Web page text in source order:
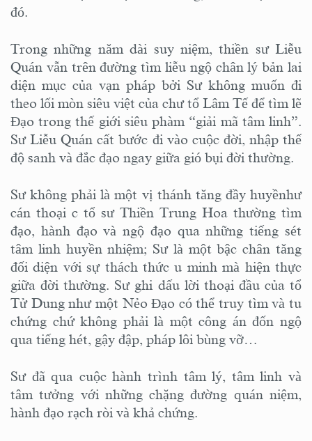
đó.
Trong những năm dài suy niệm, thiền sư Liễu
Quán vẫn trên đường tìm liễu ngộ chân lý bản lai
diện mục của vạn pháp bởi Sư không muốn đi
theo lối mòn siêu việt của chư tổ Lâm Tế để tìm lẽ
Đạo trong thế giới siêu phàm “giải mã tâm linh”.
Sư Liễu Quán cất bước đi vào cuộc đời, nhập thế
độ sanh và đắc đạo ngay giữa gió bụi đời thường.
Sư không phải là một vị thánh tăng đầy huyềnhư
cán thoại c tổ sư Thiền Trung Hoa thường tìm
đạo, hành đạo và ngộ đạo qua những tiếng sét
tâm linh huyền nhiệm; Sư là một bậc chân tăng
đối diện với sự thách thức u minh mà hiện thực
giữa đời thường. Sư ghi dấu lời thoại đầu của tổ
Tử Dung như một Nẻo Đạo có thể truy tìm và tu
chứng chứ không phải là một công án đốn ngộ
qua tiếng hét, gậy đập, pháp lôi bùng vỡ…
Sư đã qua cuộc hành trình tâm lý, tâm linh và
tâm tưởng với những chặng đường quán niệm,
hành đạo rạch ròi và khả chứng.